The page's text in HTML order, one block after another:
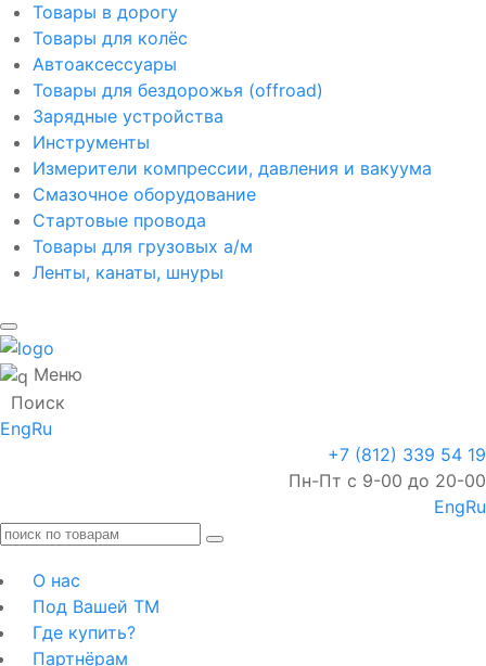
Товары в дорогу
Товары для колёс
Автоаксессуары
Товары для бездорожья (offroad)
Зарядные устройства
Инструменты
Измерители компрессии, давления и вакуума
Смазочное оборудование
Стартовые провода
Товары для грузовых а/м
Ленты, канаты, шнуры
Меню
Поиск
EngRu
+7 (812) 339 54 19
Пн-Пт с 9-00 до 20-00
EngRu
О нас
Под Вашей ТМ
Где купить?
Партнёрам